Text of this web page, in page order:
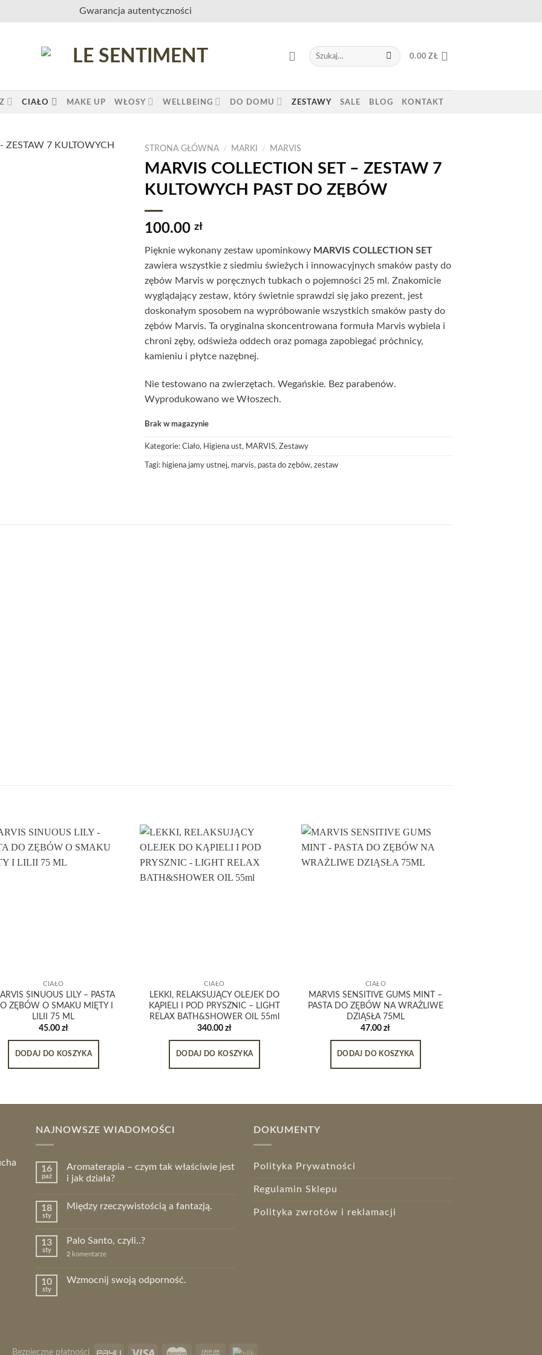
Gwarancja autentyczności
Szukaj:
0.00ZŁ
CIAŁO MAKE UP WŁOSY WELLBEING DO DOMU ZESTAWY SALE BLOG KONTAKT
STRONA GŁÓWNA / MARKI / MARVIS
MARVIS COLLECTION SET – ZESTAW 7
KULTOWYCH PAST DO ZĘBÓW
100.00 zł
Pięknie wykonany zestaw upominkowy MARVIS COLLECTION SET
zawiera wszystkie z siedmiu świeżych i innowacyjnych smaków pasty do
zębów Marvis w poręcznych tubkach o pojemności 25 ml. Znakomicie
wyglądający zestaw, który świetnie sprawdzi się jako prezent, jest
doskonałym sposobem na wypróbowanie wszystkich smaków pasty do
zębów Marvis. Ta oryginalna skoncentrowana formuła Marvis wybiela i
chroni zęby, odświeża oddech oraz pomaga zapobiegać próchnicy,
kamieniu i płytce nazębnej.
Nie testowano na zwierzętach. Wegańskie. Bez parabenów.
Wyprodukowano we Włoszech.
Brak w magazynie
Kategorie: Ciało, Higiena ust, MARVIS, Zestawy
Tagi: higiena jamy ustnej, marvis, pasta do zębów, zestaw
CIAŁO
SINUOUS LILY – PASTA
ZĘBÓW O SMAKU MIĘTY I
LILII 75 ML
45.00 zł
DODAJ DO KOSZYKA
CIAŁO
LEKKI, RELAKSUJĄCY OLEJEK DO
KĄPIELI I POD PRYSZNIC – LIGHT
RELAX BATH&SHOWER OIL 55ml
340.00zł
DODAJ DO KOSZYKA
CIAŁO
MARVIS SENSITIVE GUMS MINT –
PASTA DO ZĘBÓW NA WRAŻLIWE
DZIĄSŁA 75ML
47.00zł
DODAJ DO KOSZYKA
NAJNOWSZE WIADOMOŚCI
16
paź
Aromaterapia – czym tak właściwie jest
i jak działa?
18
sty
Między rzeczywistością a fantazją.
13
sty
Palo Santo, czyli..?
2 komentarze
10
sty
Wzmocnij swoją odporność.
DOKUMENTY
Polityka Prywatności
Regulamin Sklepu
Polityka zwrotów i reklamacji
Bezpieczne płatności